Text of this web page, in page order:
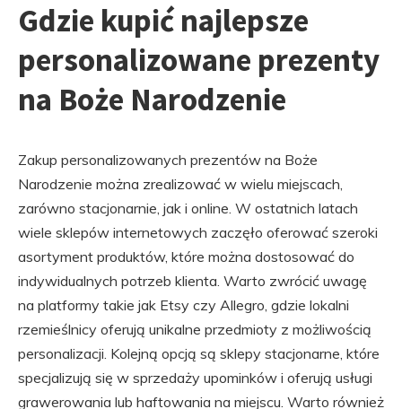
Gdzie kupić najlepsze
personalizowane prezenty
na Boże Narodzenie
Zakup personalizowanych prezentów na Boże
Narodzenie można zrealizować w wielu miejscach,
zarówno stacjonarnie, jak i online. W ostatnich latach
wiele sklepów internetowych zaczęło oferować szeroki
asortyment produktów, które można dostosować do
indywidualnych potrzeb klienta. Warto zwrócić uwagę
na platformy takie jak Etsy czy Allegro, gdzie lokalni
rzemieślnicy oferują unikalne przedmioty z możliwością
personalizacji. Kolejną opcją są sklepy stacjonarne, które
specjalizują się w sprzedaży upominków i oferują usługi
grawerowania lub haftowania na miejscu. Warto również